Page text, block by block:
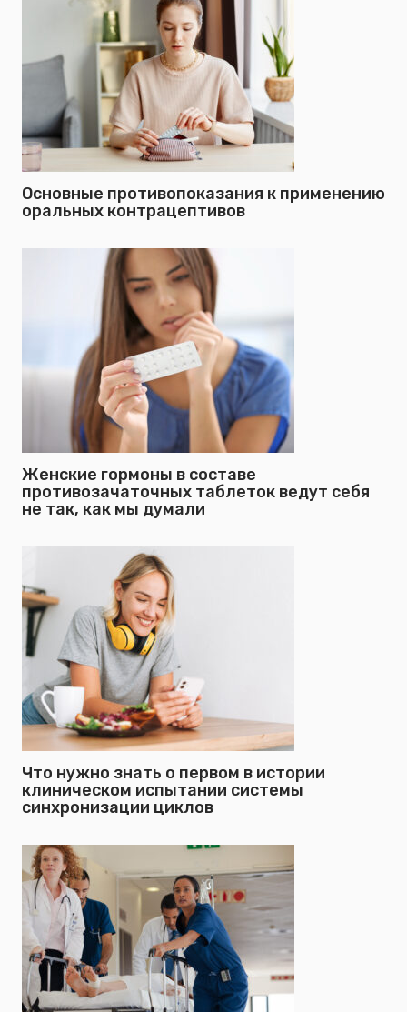
Основные противопоказания к применению
оральных контрацептивов
Женские гормоны в составе
противозачаточных таблеток ведут себя
не так, как мы думали
Что нужно знать о первом в истории
клиническом испытании системы
синхронизации циклов